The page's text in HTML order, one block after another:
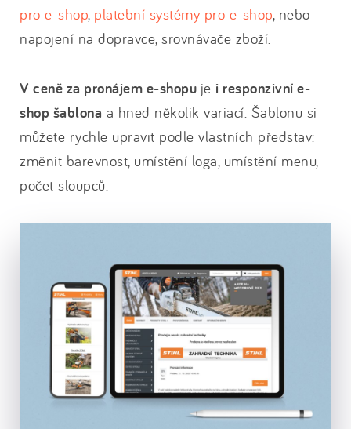
pro e-shop, platební systémy pro e-shop, nebo
napojení na dopravce, srovnávače zboží.
V ceně za pronájem e-shopu je i responzivní e-
shop šablona a hned několik variací. Šablonu si
můžete rychle upravit podle vlastních představ:
změnit barevnost, umístění loga, umístění menu,
počet sloupců.